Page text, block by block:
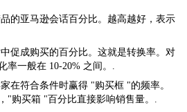
的亚马逊会话百分比。越高越好，表示
促成购买的百分比。这就是转换率。对
率一般在 10-20% 之间。.
在符合条件时赢得 "购买框 "的频率。
"购买箱 "百分比直接影响销售量。.